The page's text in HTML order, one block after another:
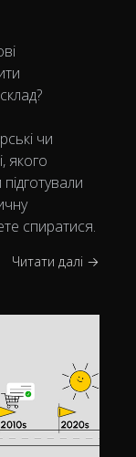
чи
якого
спиратися.
Читати далі →